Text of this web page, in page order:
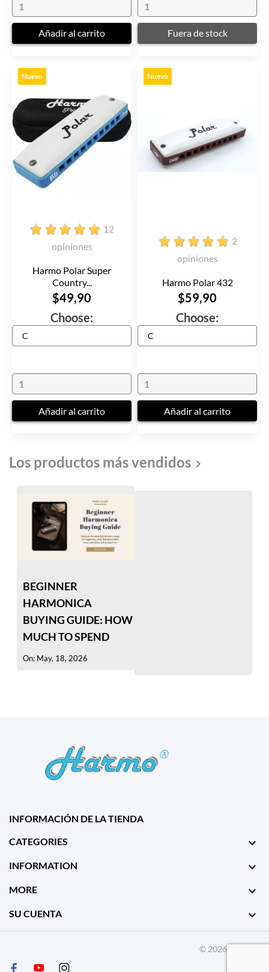
Añadir al carrito Fuera de stock
Nuevo
12
opiniones
Harmo Polar Super
Country...
$49,90
Choose:
Añadir al carrito
Nuevo
2
opiniones
Harmo Polar 432
$59,90
Choose:
Añadir al carrito
Los productos más vendidos 
BEGINNER
HARMONICA
BUYING GUIDE: HOW
MUCH TO SPEND
On: May, 18, 2026
INFORMACIÓN DE LA TIENDA
CATEGORIES

INFORMATION 
MORE 
SU CUENTA 
© 2026 - Harmo